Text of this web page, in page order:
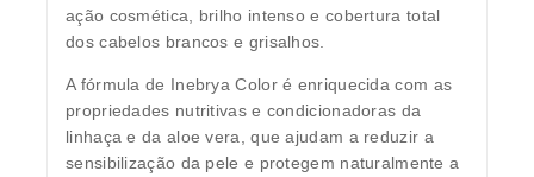
ação cosmética, brilho intenso e cobertura total
dos cabelos brancos e grisalhos.
A fórmula de Inebrya Color é enriquecida com as
propriedades nutritivas e condicionadoras da
linhaça e da aloe vera, que ajudam a reduzir a
sensibilização da pele e protegem naturalmente a